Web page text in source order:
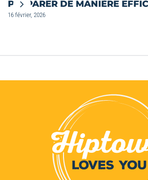
PRÉPARER DE MANIÈRE
16 février, 2026